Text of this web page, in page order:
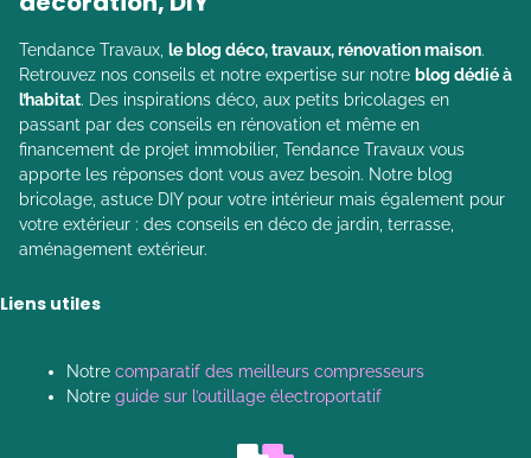
Tendance Travaux, le blog déco, travaux, rénovation maison.
Retrouvez nos conseils et notre expertise sur notre blog dédié à
l’habitat. Des inspirations déco, aux petits bricolages en
passant par des conseils en rénovation et même en
financement de projet immobilier, Tendance Travaux vous
apporte les réponses dont vous avez besoin. Notre blog
bricolage, astuce DIY pour votre intérieur mais également pour
votre extérieur : des conseils en déco de jardin, terrasse,
aménagement extérieur.
Liens utiles
Notre comparatif des meilleurs compresseurs
Notre guide sur l’outillage électroportatif